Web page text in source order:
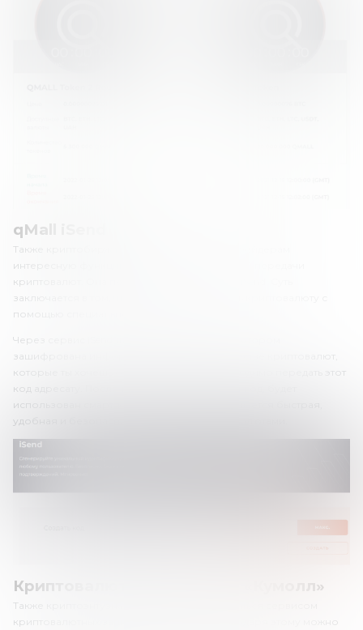
qMall iSend
Также криптобиржа «Кумолл» предлагает трейдерам
интересную функцию быстрой и безопасной передачи
криптовалют. Она получила название qMall iSend. Суть
заключается в том, что ты можешь отправить криптовалюту с
помощью специального кода.
Через сервис iSend ты генерируешь код, в котором
зашифрована информация о типе и количестве криптовалют,
которые ты хочешь отправить. Далее необходимо передать этот
код адресату. После того как он использует код, будет
использован смарт-контракт. Так обеспечивается быстрая,
удобная и безопасная операция с криптовалютами.
Криптовалютные займы на «Кумолл»
Также криптоэнтузиасты могут воспользоваться сервисом
криптовалютных займов на «Кумолл». Благодаря этому можно